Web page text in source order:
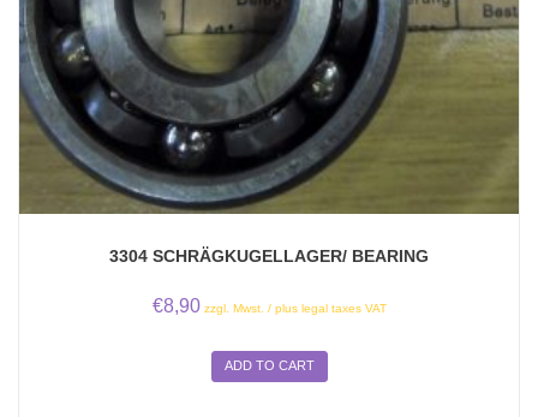
3304 SCHRÄGKUGELLAGER/ BEARING
€8,90 zzgl. Mwst. / plus legal taxes VAT
ADD TO CART